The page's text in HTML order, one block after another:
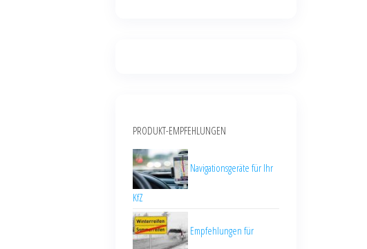
PRODUKT-EMPFEHLUNGEN
Navigationsgeräte für Ihr
KfZ
Empfehlungen für